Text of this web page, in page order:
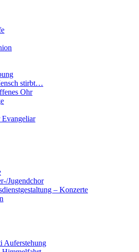
stirbt…
Ohr
Jugendchor
– Konzerte
Auferstehung